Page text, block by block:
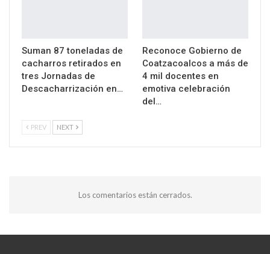
Suman 87 toneladas de
cacharros retirados en
tres Jornadas de
Descacharrización en…
Reconoce Gobierno de
Coatzacoalcos a más de
4 mil docentes en
emotiva celebración
del…
PREV NEXT
Los comentarios están cerrados.